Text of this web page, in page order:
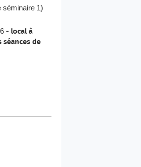
séminaire 1)
- local à
de